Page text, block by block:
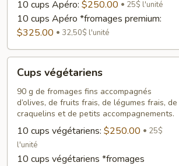
10 cups Apéro: $250.00 25$ l'unité
10 cups Apéro *fromages premium:
$325.00
32,50$ l'unité
végétariens
Cups végétariens
90 g de fromages fins accompagnés
d’olives, de fruits frais, de légumes frais, de
craquelins et de petits accompagnements.
10 cups végétariens: $250.00
25$
l'unité
10 cups végétariens *fromages